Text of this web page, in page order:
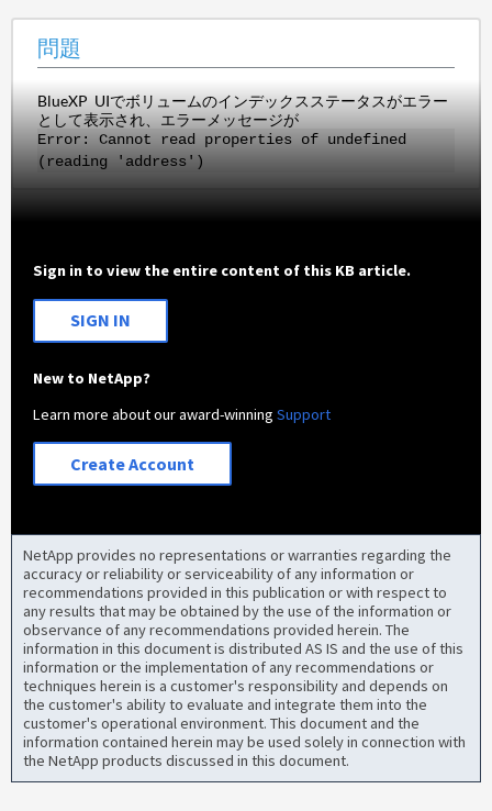
問題
BlueXP UIでボリュームのインデックスステータスがエラー
として表示され、エラーメッセージが
Error: Cannot read properties of undefined
(reading 'address')
Sign in to view the entire content of this KB article.
SIGN IN
New to NetApp?
Learn more about our award-winningSupport
Create Account
NetApp provides no representations or warranties regarding the
accuracy or reliability or serviceability of any information or
recommendations provided in this publication or with respect to
any results that may be obtained by the use of the information or
observance of any recommendations provided herein. The
information in this document is distributed AS IS and the use of this
information or the implementation of any recommendations or
techniques herein is a customer's responsibility and depends on
the customer's ability to evaluate and integrate them into the
customer's operational environment. This document and the
information contained herein may be used solely in connection with
the NetApp products discussed in this document.